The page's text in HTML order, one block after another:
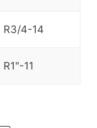
R3/4-14
R1"-11